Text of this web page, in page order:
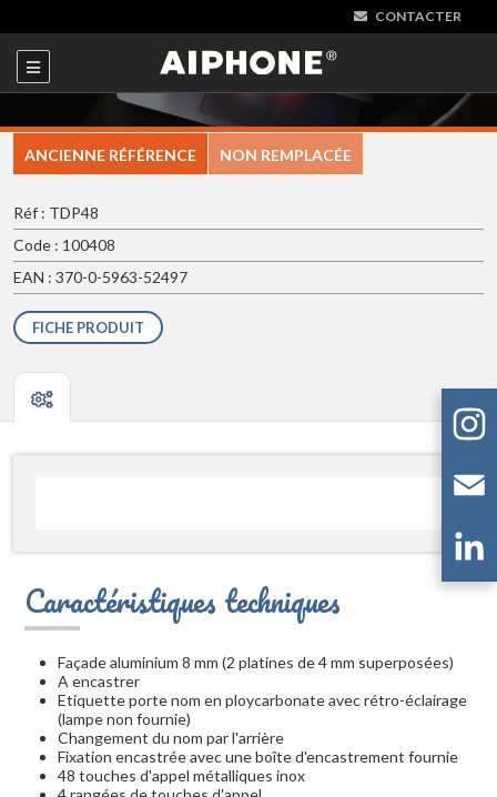
CONTACTER
ANCIENNE RÉFÉRENCE NON REMPLACÉE
Réf : TDP48
Code : 100408
EAN : 370-0-5963-52497
FICHE PRODUIT
Caractéristiques techniques
Façade aluminium 8 mm (2 platines de 4 mm superposées)
A encastrer
Etiquette porte nom en ploycarbonate avec rétro-éclairage
(lampe non fournie)
Changement du nom par l'arrière
Fixation encastrée avec une boîte d'encastrement fournie
48 touches d'appel métalliques inox